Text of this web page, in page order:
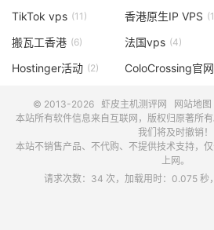
TikTok vps (11) 香港原生IP VPS
搬瓦工香港 (6) 法国vps (4)
Hostinger活动 (2)
© 2013-2026 虾皮主机测评网 网站地图
本站所有软件信息来自互联网，版权归原著所
我们将及时撤销！
本站不销售产品、不代购、不提供技术支持，
上网。
请求次数：34 次，加载用时：0.075 秒